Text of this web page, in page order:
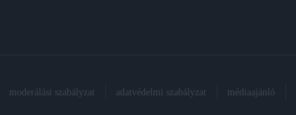
moderálási szabályzat adatvédelmi szabályzat médiaajánló